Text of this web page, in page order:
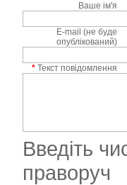
Ваше ім'я
E-mail (не буде
опублікований)
* Текст повідомлення
Введіть
праворуч